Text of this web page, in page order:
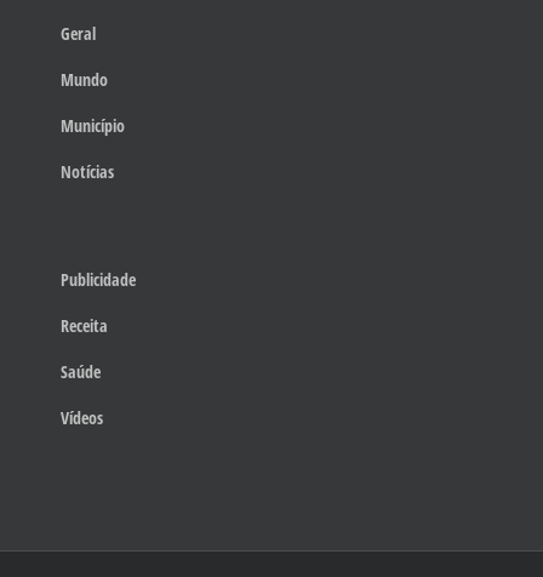
Geral
Mundo
Município
Notícias
Publicidade
Receita
Saúde
Vídeos